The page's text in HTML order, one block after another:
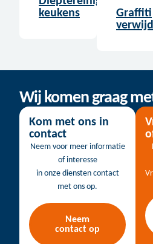
keukens
Graffiti
Wij komen graag
Kom met ons in
contact
Neem voor meer informatie
of interesse
in onze diensten contact
met ons op.
Neem
contact op